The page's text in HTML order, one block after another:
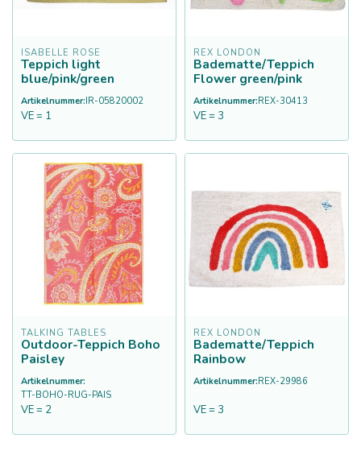
ISABELLE ROSE
Teppich light
blue/pink/green
Artikelnummer:IR-05820002
VE = 1
REX LONDON
Badematte/Teppich
Flower green/pink
Artikelnummer:REX-30413
VE = 3
TALKING TABLES
Outdoor-Teppich Boho
Paisley
Artikelnummer:
TT-BOHO-RUG-PAIS
VE = 2
REX LONDON
Badematte/Teppich
Rainbow
Artikelnummer:REX-29986
VE = 3